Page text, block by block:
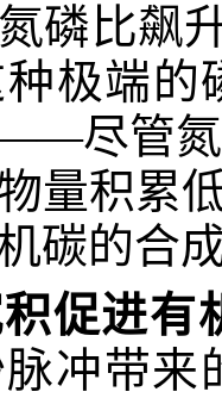
磷比飙
极端
尽管
量积累
碳的合
促进有
冲带来